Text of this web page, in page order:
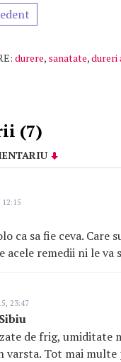
durere, sanatate,dureri
(7)
ca sa fie ceva. Care
acele remedii ni le
23:47
de frig, umiditate
varsta. Tot mai